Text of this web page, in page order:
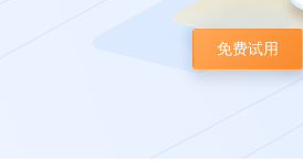
免费试用